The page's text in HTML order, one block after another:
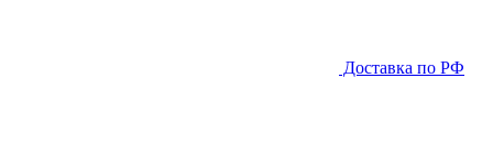
Доставка по РФ